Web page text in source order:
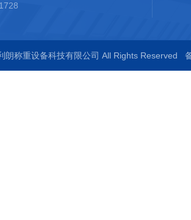
朗称重设备科技有限公司 All Rights Reserved